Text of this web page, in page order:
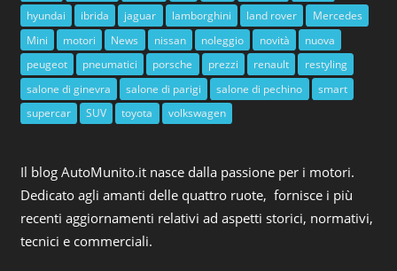
hyundai
ibrida jaguar lamborghini land rover
Mercedes
Mini
motori News nissan noleggio novità
nuova
peugeot
pneumatici porsche prezzi renault
restyling
salone di ginevra
salone di parigi salone di pechino
smart
supercar
SUV toyota volkswagen
Il blog AutoMunito.it nasce dalla passione per i motori.
Dedicato agli amanti delle quattro ruote, fornisce i più
recenti aggiornamenti relativi ad aspetti storici, normativi,
tecnici e commerciali.